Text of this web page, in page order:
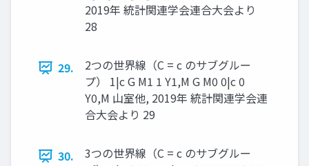
2019年 統計関連学会連合大会より
28
29.
2つの世界線（C = c のサブグルー
プ） 1|c G M1 1 Y1,M G M0 0|c 0
Y0,M 山室他, 2019年 統計関連学会連
合大会より 29
30.
3つの世界線（C = c のサブグルー